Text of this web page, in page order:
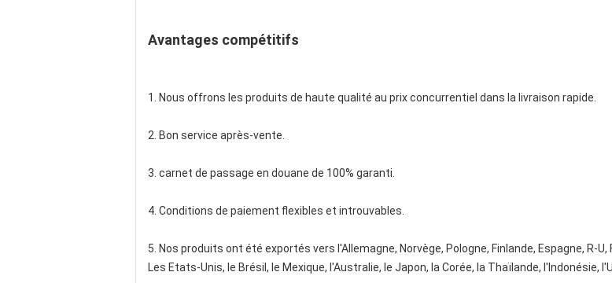
Avantages compétitifs
1. Nous offrons les produits de haute qualité au prix concurrentiel dans la livraison rapide.
2. Bon service après-vente.
3. carnet de passage en douane de 100% garanti.
4. Conditions de paiement flexibles et introuvables.
5. Nos produits ont été exportés vers l'Allemagne, Norvège, Pologne, Finlande, Espagne, R-U,
Les Etats-Unis, le Brésil, le Mexique, l'Australie, le Japon, la Corée, la Thaïlande, l'Indonésie,